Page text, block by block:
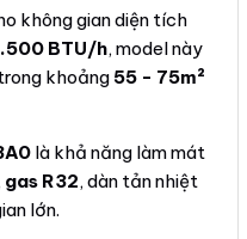
không gian diện tích
BTU/h, model này
khoảng 55 - 75m²
là khả năng làm mát
gas R32, dàn tản nhiệt
lớn.